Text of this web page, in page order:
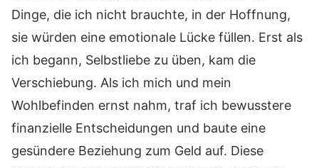
Dinge, die ich nicht brauchte, in der Hoffnung,
sie würden eine emotionale Lücke füllen. Erst als
ich begann, Selbstliebe zu üben, kam die
Verschiebung. Als ich mich und mein
Wohlbefinden ernst nahm, traf ich bewusstere
finanzielle Entscheidungen und baute eine
gesündere Beziehung zum Geld auf. Diese